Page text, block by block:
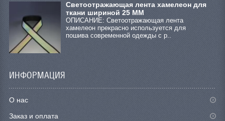
Светоотражающая лента хамелеон для
ткани шириной 25 ММ
ОПИСАНИЕ: Светоотражающая лента
хамелеон прекрасно используется для
пошива современной одежды с р..
ИНФОРМАЦИЯ
О нас
Заказ и оплата